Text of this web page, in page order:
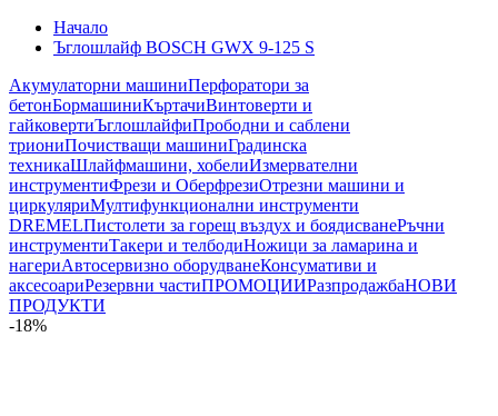
Начало
Ъглошлайф BOSCH GWX 9-125 S
Акумулаторни машиниПерфоратори за
бетонБормашиниКъртачиВинтоверти и
гайковертиЪглошлайфиПрободни и саблени
триониПочистващи машиниГрадинска
техникаШлайфмашини, хобелиИзмервателни
инструментиФрези и ОберфрезиОтрезни машини и
циркуляриМултифункционални инструменти
DREMELПистолети за горещ въздух и боядисванеРъчни
инструментиТакери и телбодиНожици за ламарина и
нагериАвтосервизно оборудванеКонсумативи и
аксесоариРезервни частиПРОМОЦИИРазпродажбаНОВИ
ПРОДУКТИ
-18%